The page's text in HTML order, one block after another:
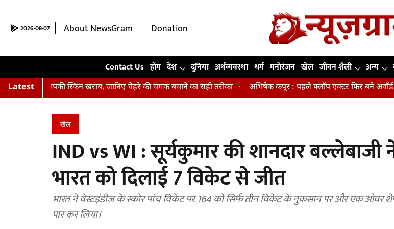
2026-08-07 About NewsGram
Donation
Contact Us होम देश दुनिया अर्थव्यवस्था धर्म मनोरंजन खेल जीवन शैली अन्य
Latest
आपकी स्किन खराब, जानिए चेहरे की चमक बचाने का सही तरीका अभिषेक कपूर : पहले फ्लॉप एक्टर फिर बने अवॉर्ड विनिंग
खेल
IND vs WI : सूर्यकुमार की शानदार बल्लेबाजी
भारत को दिलाई 7 विकेट से जीत
भारत ने वेस्टइंडीज के स्कोर पांच विकेट पर 164 को सिर्फ तीन विकेट के नुकसान पर और एक ओवर
पार कर लिया।